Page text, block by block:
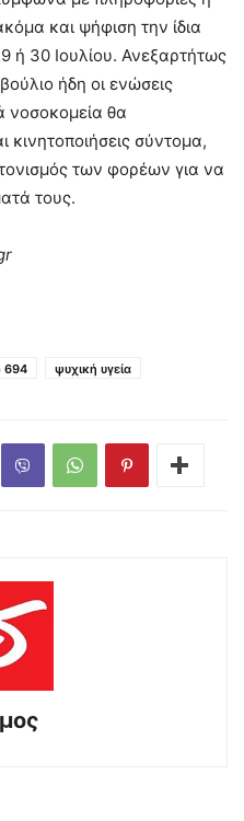
και ψήφιση την ίδια
ή 30 Ιουλίου. Ανεξαρτήτως
ήδη οι ενώσεις
νοσοκομεία θα
σύντομα,
των φορέων για να
τους.
694 ψυχική υγεία